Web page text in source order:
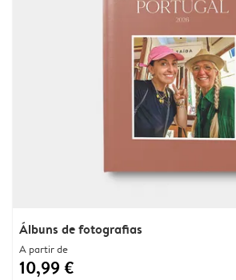
Álbuns de fotografias
A partir de
10,99 €